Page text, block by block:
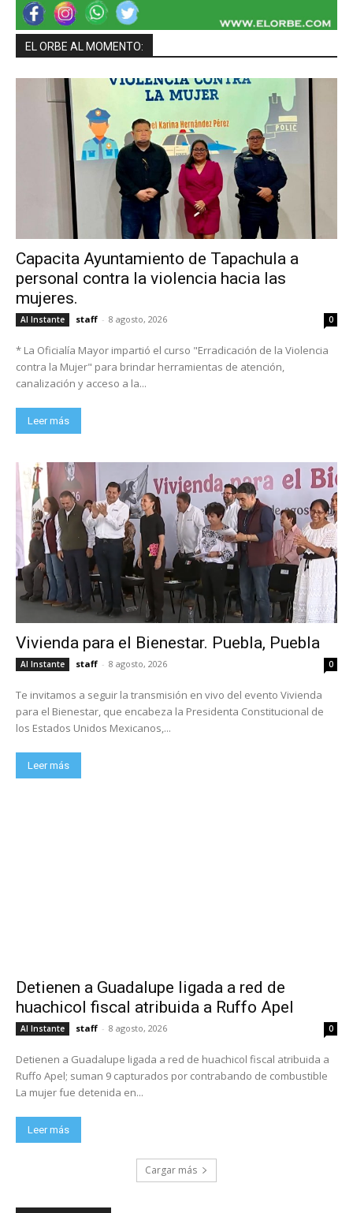
EL ORBE AL MOMENTO:
Capacita Ayuntamiento de Tapachula a
personal contra la violencia hacia las
mujeres.
Al Instante staff - 8 agosto, 2026 0
* La Oficialía Mayor impartió el curso "Erradicación de la Violencia
contra la Mujer" para brindar herramientas de atención,
canalización y acceso a la...
Leer más
Vivienda para el Bienestar. Puebla, Puebla
Al Instante staff - 8 agosto, 2026 0
Te invitamos a seguir la transmisión en vivo del evento Vivienda
para el Bienestar, que encabeza la Presidenta Constitucional de
los Estados Unidos Mexicanos,...
Leer más
Detienen a Guadalupe ligada a red de
huachicol fiscal atribuida a Ruffo Apel
Al Instante staff - 8 agosto, 2026 0
Detienen a Guadalupe ligada a red de huachicol fiscal atribuida a
Ruffo Apel; suman 9 capturados por contrabando de combustible
La mujer fue detenida en...
Leer más
Cargar más